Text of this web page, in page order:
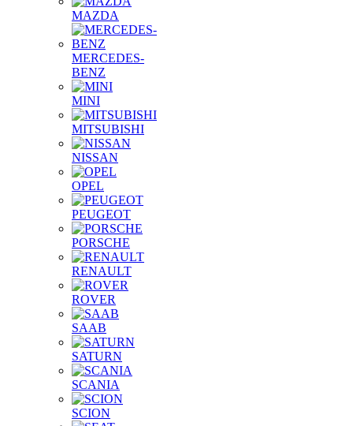
MAZDA
MERCEDES-
BENZ
MINI
MITSUBISHI
NISSAN
OPEL
PEUGEOT
PORSCHE
RENAULT
ROVER
SAAB
SATURN
SCANIA
SCION